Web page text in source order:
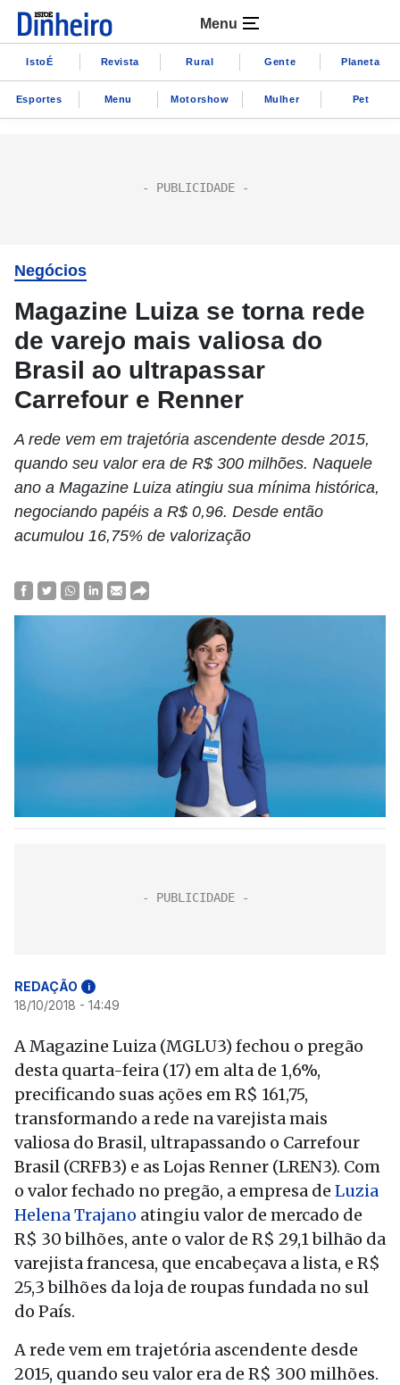
Menu
IstoÉ Revista Rural Gente Planeta
Esportes Menu Motorshow Mulher Pet
Negócios
Magazine Luiza se torna rede
de varejo mais valiosa do
Brasil ao ultrapassar
Carrefour e Renner
A rede vem em trajetória ascendente desde 2015,
quando seu valor era de R$ 300 milhões. Naquele
ano a Magazine Luiza atingiu sua mínima histórica,
negociando papéis a R$ 0,96. Desde então
acumulou 16,75% de valorização
REDAÇÃO i
18/10/2018 - 14:49
A Magazine Luiza (MGLU3) fechou o pregão
desta quarta-feira (17) em alta de 1,6%,
precificando suas ações em R$ 161,75,
transformando a rede na varejista mais
valiosa do Brasil, ultrapassando o Carrefour
Brasil (CRFB3) e as Lojas Renner (LREN3). Com
o valor fechado no pregão, a empresa de Luzia
Helena Trajano atingiu valor de mercado de
R$ 30 bilhões, ante o valor de R$ 29,1 bilhão da
varejista francesa, que encabeçava a lista, e R$
25,3 bilhões da loja de roupas fundada no sul
do País.
A rede vem em trajetória ascendente desde
2015, quando seu valor era de R$ 300 milhões.